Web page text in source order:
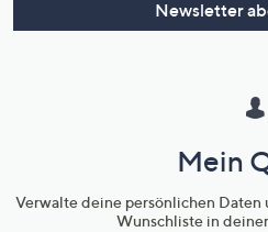
Newsletter
Mein
Verwalte deine persönlichen
Wunschliste in